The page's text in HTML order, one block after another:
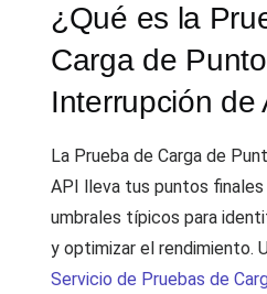
¿Qué es la
Carga de
Interrupción de
La Prueba de Carga de
API lleva tus puntos
umbrales típicos para
y optimizar el rendimiento.
Servicio de Pruebas de